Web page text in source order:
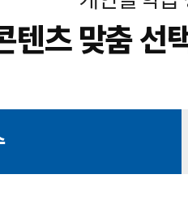
텐츠 맞춤 선